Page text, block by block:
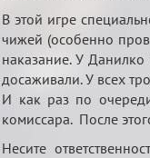
В этой игре
чижей (особенно
наказание. У
досаживали. У всех
И как раз по
комиссара. После
Несите